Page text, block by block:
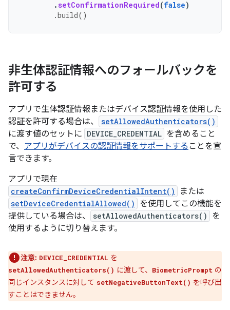
.setConfirmationRequired(false)
.build()
非生体認証情報へのフォールバックを
許可する
アプリで生体認証情報またはデバイス認証情報を使用した
認証を許可する場合は、
setAllowedAuthenticators()
に渡す値のセットに DEVICE_CREDENTIAL を含めること
で、 アプリがデバイスの認証情報をサポートする ことを宣
言できます。
アプリで現在
createConfirmDeviceCredentialIntent() または
setDeviceCredentialAllowed()
を使用してこの機能を
提供している場合は、
setAllowedAuthenticators()
を
使用するように切り替えます。
注意: DEVICE_CREDENTIAL を
setAllowedAuthenticators() に渡して、 BiometricPrompt の
同じインスタンスに対して setNegativeButtonText() を呼び出
すことはできません。